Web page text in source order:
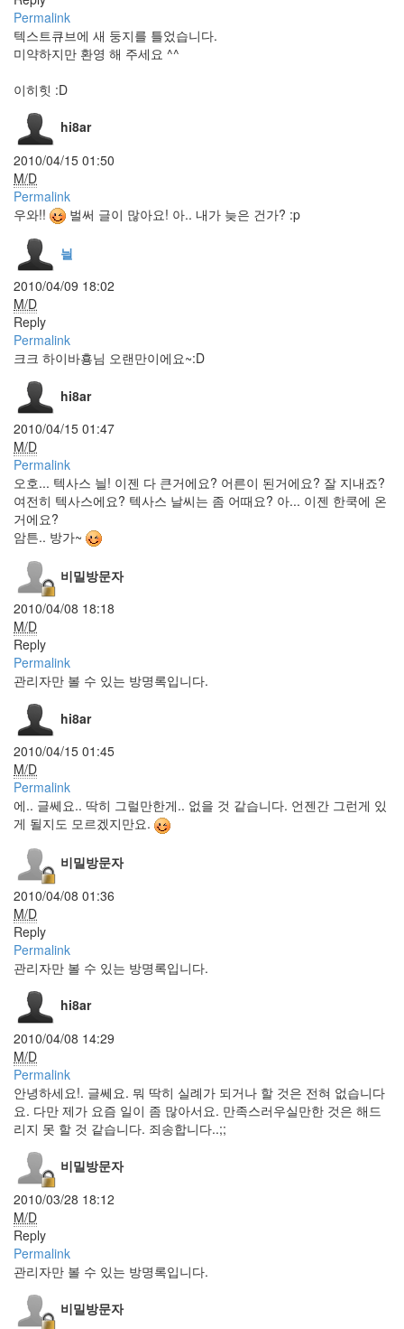
Permalink
텍스트큐브에 새 둥지를 틀었습니다.
미약하지만 환영 해 주세요 ^^
이히힛 :D
hi8ar
2010/04/15 01:50
M/D
Permalink
우와!!
벌써 글이 많아요! 아.. 내가 늦은 건가? :p
늴
2010/04/09 18:02
M/D
Reply
Permalink
크크 하이바횽님 오랜만이에요~:D
hi8ar
2010/04/15 01:47
M/D
Permalink
오호... 텍사스 늴! 이젠 다 큰거에요? 어른이 된거에요? 잘 지내죠?
여전히 텍사스에요? 텍사스 날씨는 좀 어때요? 아... 이젠 한쿡에 온
거에요?
암튼.. 방가~
비밀방문자
2010/04/08 18:18
M/D
Reply
Permalink
관리자만 볼 수 있는 방명록입니다.
hi8ar
2010/04/15 01:45
M/D
Permalink
에.. 글쎄요.. 딱히 그럴만한게.. 없을 것 같습니다. 언젠간 그런게 있
게 될지도 모르겠지만요.
비밀방문자
2010/04/08 01:36
M/D
Reply
Permalink
관리자만 볼 수 있는 방명록입니다.
hi8ar
2010/04/08 14:29
M/D
Permalink
안녕하세요!. 글쎄요. 뭐 딱히 실례가 되거나 할 것은 전혀 없습니다
요. 다만 제가 요즘 일이 좀 많아서요. 만족스러우실만한 것은 해드
리지 못 할 것 같습니다. 죄송합니다..;;
비밀방문자
2010/03/28 18:12
M/D
Reply
Permalink
관리자만 볼 수 있는 방명록입니다.
비밀방문자
새
집
시
상
난
감
태
에
이
없
음
Funny
Game
mangatar
address
Weird Al
Yankovic
Player
알
파
스
캔
스
팸
덧
글
Lavender
아
바
타
맥
북
Linkroll
Sophia
Bush
로
그
통
계
Wallpaper
녕
Browser
가
마
가
샤
워
댄
뭉